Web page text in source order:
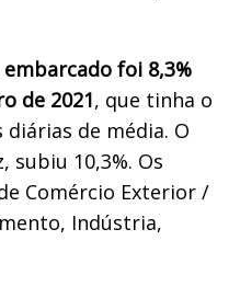
foi 8,3%
de 2021, que tinha o
diárias de média. O
subiu 10,3%. Os
Comércio Exterior /
Indústria,